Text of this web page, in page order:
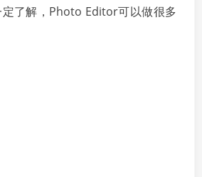
了解，Photo Editor可以做很多